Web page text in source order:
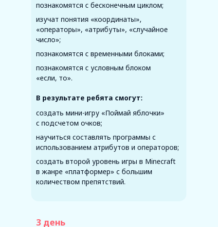
В результате ребята смогут:
3 день
познакомятся с бесконечным циклом;
изучат понятия «координаты»,
«операторы», «атрибуты», «случайное
число»;
познакомятся с временными блоками;
познакомятся с условным блоком
«если, то».
создать мини-игру «Поймай яблочки»
с подсчетом очков;
научиться составлять программы с
использованием атрибутов и операторов;
создать второй уровень игры в Minecraft
в жанре «платформер» с большим
количеством препятствий.